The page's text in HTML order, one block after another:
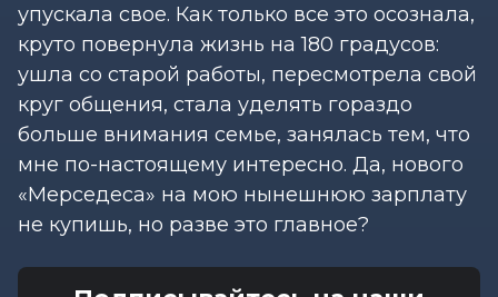
упускала свое. Как только все это осознала,
круто повернула жизнь на 180 градусов:
ушла со старой работы, пересмотрела свой
круг общения, стала уделять гораздо
больше внимания семье, занялась тем, что
мне по-настоящему интересно. Да, нового
«Мерседеса» на мою нынешнюю зарплату
не купишь, но разве это главное?